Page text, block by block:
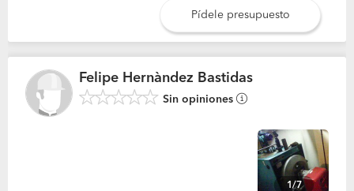
Pídele presupuesto
Felipe Hernàndez Bastidas
Sin opiniones
1/7